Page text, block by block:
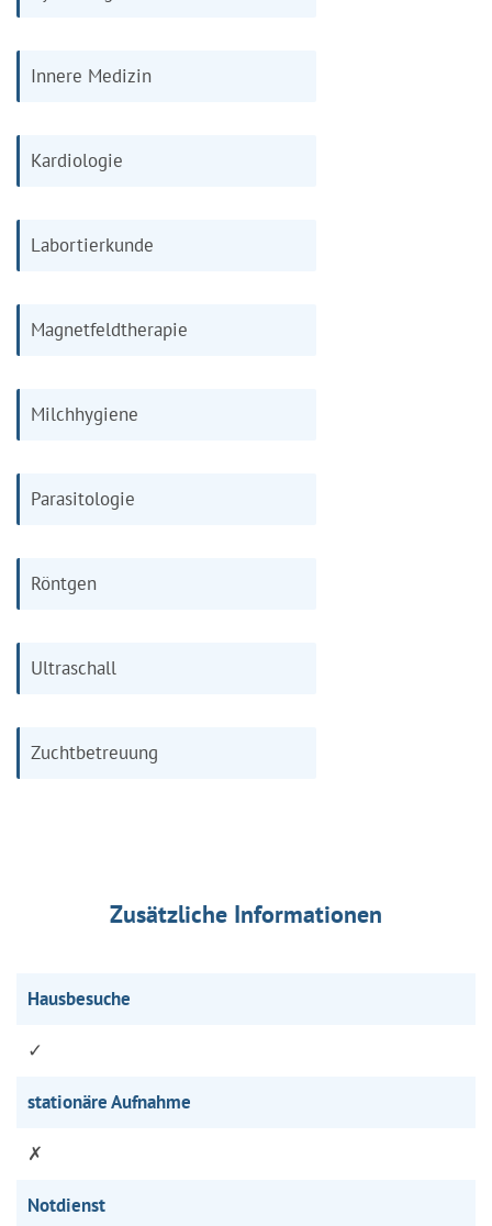
Innere Medizin
Kardiologie
Labortierkunde
Magnetfeldtherapie
Milchhygiene
Parasitologie
Röntgen
Ultraschall
Zuchtbetreuung
Zusätzliche Informationen
Hausbesuche
✓
stationäre Aufnahme
✗
Notdienst